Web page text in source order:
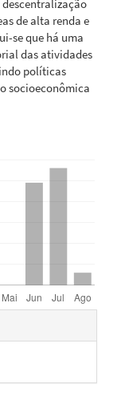
de alta renda e
se que há uma
das atividades
políticas
socioeconômica